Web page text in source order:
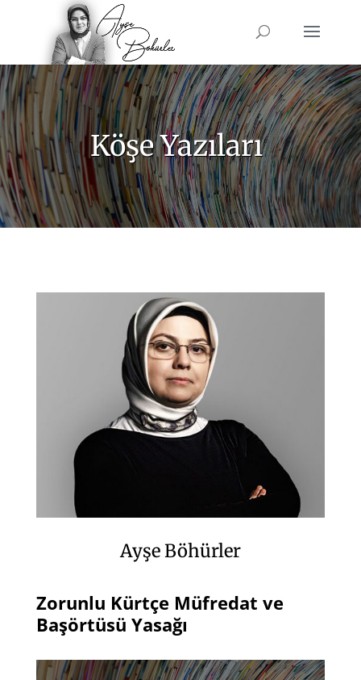
Köşe Yazıları
Ayşe Böhürler
Zorunlu Kürtçe Müfredat ve
Başörtüsü Yasağı